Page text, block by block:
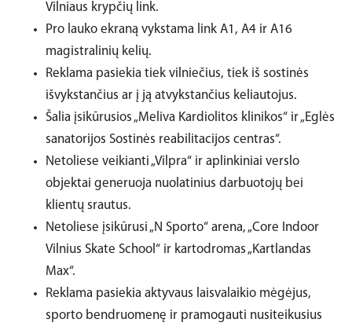
Vilniaus krypčių link.
Pro lauko ekraną vykstama link A1, A4 ir A16
magistralinių kelių.
Reklama pasiekia tiek vilniečius, tiek iš sostinės
išvykstančius ar į ją atvykstančius keliautojus.
Šalia įsikūrusios „Meliva Kardiolitos klinikos“ ir „Eglės
sanatorijos Sostinės reabilitacijos centras“.
Netoliese veikianti „Vilpra“ ir aplinkiniai verslo
objektai generuoja nuolatinius darbuotojų bei
klientų srautus.
Netoliese įsikūrusi „N Sporto“ arena, „Core Indoor
Vilnius Skate School“ ir kartodromas „Kartlandas
Max“.
Reklama pasiekia aktyvaus laisvalaikio mėgėjus,
sporto bendruomenę ir pramogauti nusiteikusius